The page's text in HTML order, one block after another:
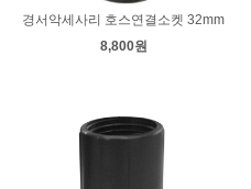
경서악세사리 호스연결소켓 32mm
8,800원